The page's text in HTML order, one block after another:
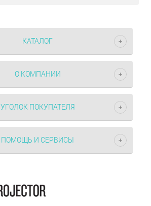
КАТАЛОГ
О КОМПАНИИ
УГОЛОК ПОКУПАТЕЛЯ
ПОМОЩЬ И СЕРВИСЫ